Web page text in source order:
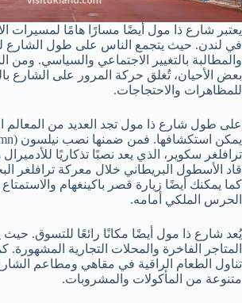
يعتبر شارع ذا مول أيضًا مسارًا هامًا لمسيرات
في لندن. حيث يتجمع الناس على طول الشارع
والمطالبة بالتغيير الاجتماعي والسياسي. ومن
بعض الأحيان، تُغلق حركة المرور على الشارع
للمظاهرات والاحتجاجات.
على طول شارع ذا مول تجد العديد من المعالم
ترافلغر سكوير، الذي يعد نصبًا تذكاريًا
كما يمكنك أيضًا زيارة قصر باكينغهام
الحرس الملكي أمامه.
يُعد شارع ذا مول أيضًا مكانًا رائعًا للتسوق. حيث
المتاجر الفاخرة والمحلات التجارية المشهورة.
تناول الطعام الراقية في مقاهي ومطاعم
متنوعة من المأكولات والمشروبات.